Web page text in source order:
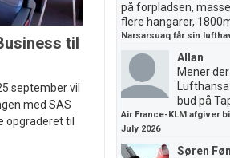
til
vil
med SAS
opgraderet til
på forpladsen,
flere hangarer,
Narsarsuaq får sin
Allan
Mener
bud på
Air France-KLM afgiver
July 2026
Søren